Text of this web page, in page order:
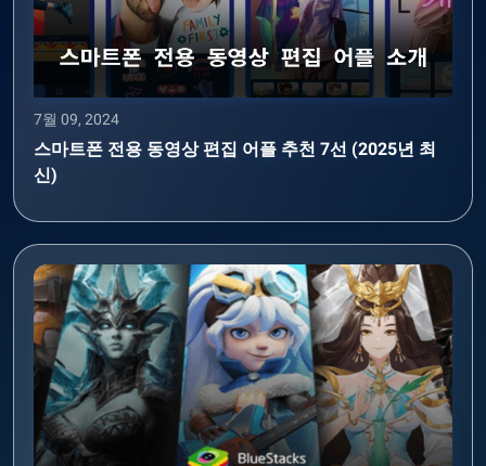
7월 09, 2024
스마트폰 전용 동영상 편집 어플 추천 7선 (2025년 최
신)